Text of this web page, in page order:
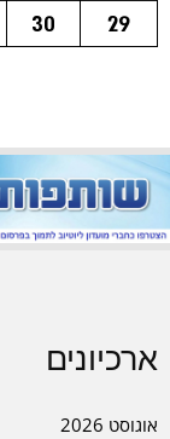
29
30
ארכיונים
אוגוסט 2026